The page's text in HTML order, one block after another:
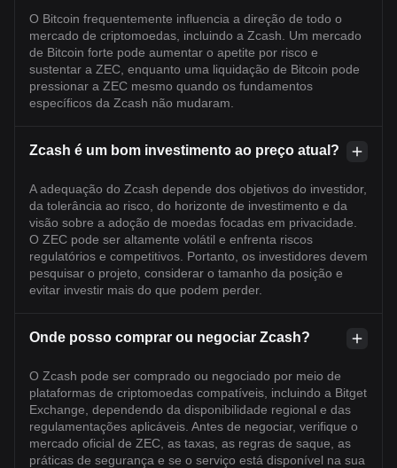
O Bitcoin frequentemente influencia a direção de todo o
mercado de criptomoedas, incluindo a Zcash. Um mercado
de Bitcoin forte pode aumentar o apetite por risco e
sustentar a ZEC, enquanto uma liquidação de Bitcoin pode
pressionar a ZEC mesmo quando os fundamentos
específicos da Zcash não mudaram.
Zcash é um bom investimento ao preço atual?
A adequação do Zcash depende dos objetivos do investidor,
da tolerância ao risco, do horizonte de investimento e da
visão sobre a adoção de moedas focadas em privacidade.
O ZEC pode ser altamente volátil e enfrenta riscos
regulatórios e competitivos. Portanto, os investidores devem
pesquisar o projeto, considerar o tamanho da posição e
evitar investir mais do que podem perder.
Onde posso comprar ou negociar Zcash?
O Zcash pode ser comprado ou negociado por meio de
plataformas de criptomoedas compatíveis, incluindo a Bitget
Exchange, dependendo da disponibilidade regional e das
regulamentações aplicáveis. Antes de negociar, verifique o
mercado oficial de ZEC, as taxas, as regras de saque, as
práticas de segurança e se o serviço está disponível na sua